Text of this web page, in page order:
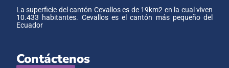
La superficie del cantón Cevallos es de 19km2 en la cual viven
10.433 habitantes. Cevallos es el cantón más pequeño del
Ecuador
Contáctenos